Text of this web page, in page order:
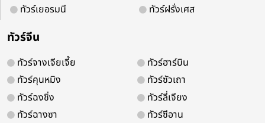
ทัวร์เยอรมนี
ทัวร์ฝรั่งเศส
ทัวร์จีน
ทัวร์จางเจียเจี้ย
ทัวร์คุนหมิง
ทัวร์ฉงชิ่ง
ทัวร์ฉางซา
ทัวร์ฮาร์บิน
ทัวร์ซัวเถา
ทัวร์ลี่เจียง
ทัวร์ซีอาน